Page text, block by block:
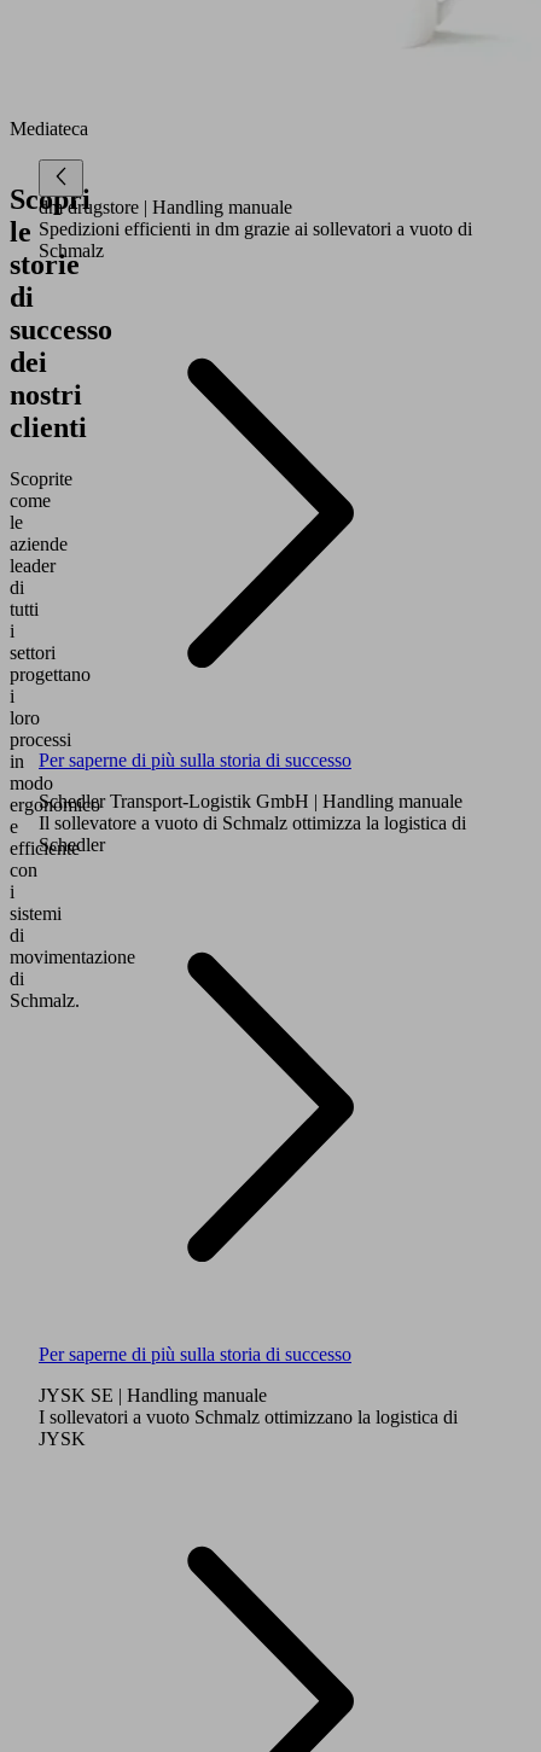
Mediateca
Scopri
le
storie
di
successo
dei
nostri
clienti
Scoprite
come
le
aziende
leader
di
tutti
i
settori
progettano
i
loro
processi
in
modo
ergonomico
e
efficiente
con
i
sistemi
di
movimentazione
di
Schmalz.
dm drugstore | Handling manuale
Spedizioni efficienti in dm grazie ai sollevatori a vuoto di
Schmalz
Per saperne di più sulla storia di successo
Schedler Transport-Logistik GmbH | Handling manuale
Il sollevatore a vuoto di Schmalz ottimizza la logistica di
Schedler
Per saperne di più sulla storia di successo
JYSK SE | Handling manuale
I sollevatori a vuoto Schmalz ottimizzano la logistica di
JYSK